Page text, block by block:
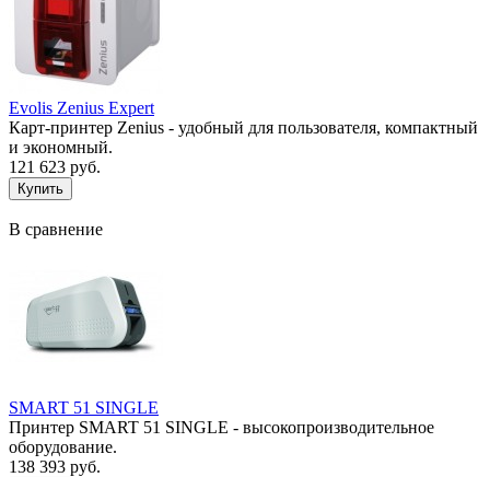
Evolis Zenius Expert
Карт-принтер Zenius - удобный для пользователя, компактный
и экономный.
121 623 руб.
В сравнение
SMART 51 SINGLE
Принтер SMART 51 SINGLE - высокопроизводительное
оборудование.
138 393 руб.